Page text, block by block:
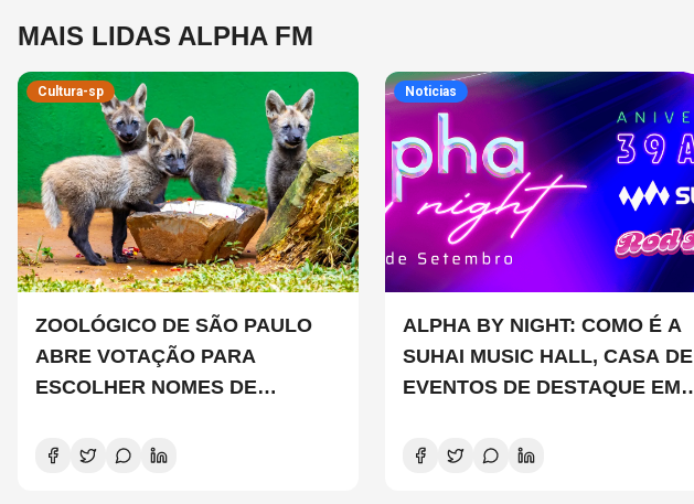
MAIS LIDAS ALPHA FM
Cultura-sp
ZOOLÓGICO DE SÃO PAULO
ABRE VOTAÇÃO PARA
ESCOLHER NOMES DE
Noticias
ALPHA BY NIGHT: COMO É A
SUHAI MUSIC HALL, CASA DE
EVENTOS DE DESTAQUE EM